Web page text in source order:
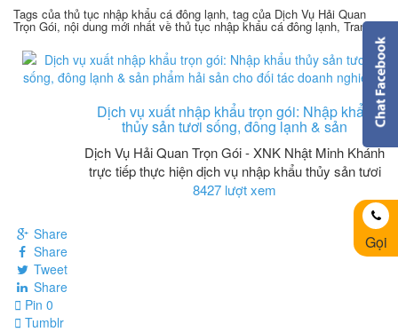
Tags của thủ tục nhập khẩu cá đông lạnh, tag của Dịch Vụ Hải Quan
Trọn Gói, nội dung mới nhất về thủ tục nhập khẩu cá đông lạnh, Trang 1
Dịch vụ xuất nhập khẩu trọn gói: Nhập khẩu
thủy sản tươi sống, đông lạnh & sản
Dịch Vụ Hải Quan Trọn Gói - XNK Nhật Minh Khánh
trực tiếp thực hiện dịch vụ nhập khẩu thủy sản tươi
8427 lượt xem
Share
Share
Tweet
Share
Pin 0
Tumblr
Gọi